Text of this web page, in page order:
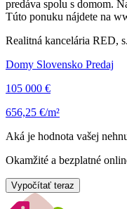
predáva spolu s domom.
Túto ponuku nájdete na
Realitná kancelária RED,
Domy Slovensko Predaj
105 000 €
656,25 €/m²
Aká je hodnota vašej
Okamžité a bezplatné
Vypočítať teraz